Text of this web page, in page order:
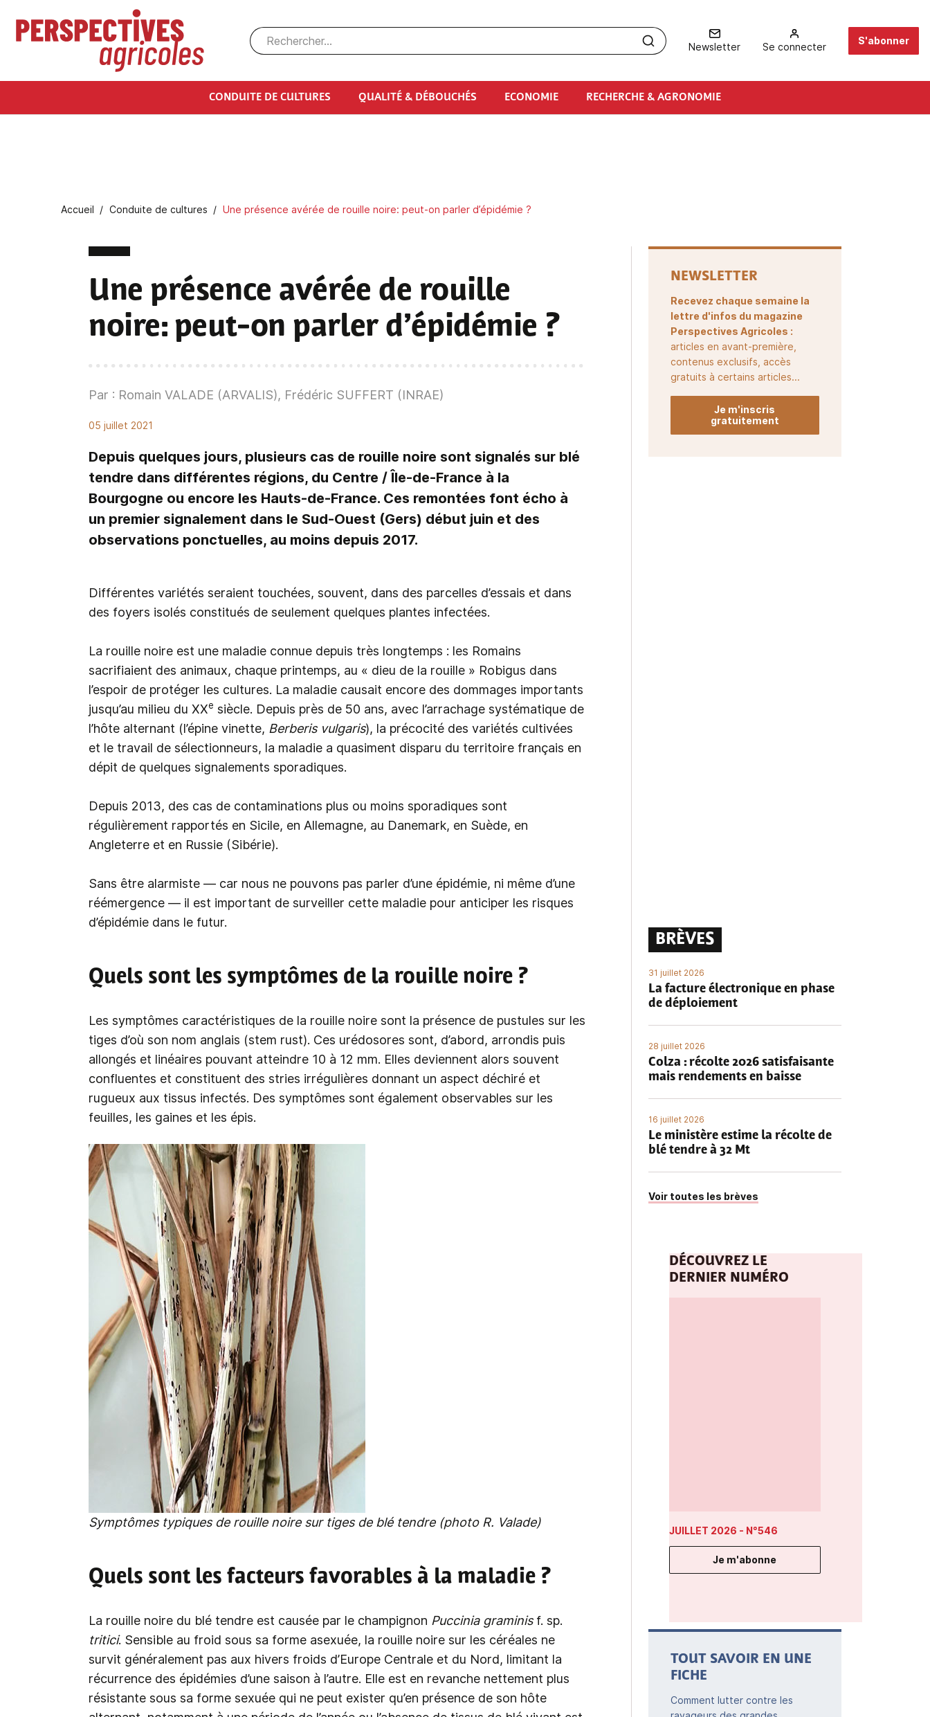
Aller au contenu principal
Newsletter Se connecter
S'abonner
CONDUITE DE CULTURES QUALITÉ & DÉBOUCHÉS ECONOMIE RECHERCHE & AGRONOMIE
Fil d'Ariane
Accueil Conduite de cultures Une présence avérée de rouille noire: peut-on parler d’épidémie ?
Une présence avérée de rouille
noire: peut-on parler d’épidémie ?
Par : Romain VALADE (ARVALIS), Frédéric SUFFERT (INRAE)
05 juillet 2021
Depuis quelques jours, plusieurs cas de rouille noire sont signalés sur blé
tendre dans différentes régions, du Centre / Île-de-France à la
Bourgogne ou encore les Hauts-de-France. Ces remontées font écho à
un premier signalement dans le Sud-Ouest (Gers) début juin et des
observations ponctuelles, au moins depuis 2017.
Différentes variétés seraient touchées, souvent, dans des parcelles d’essais et dans
des foyers isolés constitués de seulement quelques plantes infectées.
La rouille noire est une maladie connue depuis très longtemps : les Romains
sacrifiaient des animaux, chaque printemps, au « dieu de la rouille » Robigus dans
l’espoir de protéger les cultures. La maladie causait encore des dommages importants
jusqu’au milieu du XXe siècle. Depuis près de 50 ans, avec l’arrachage systématique de
l’hôte alternant (l’épine vinette, Berberis vulgaris), la précocité des variétés cultivées
et le travail de sélectionneurs, la maladie a quasiment disparu du territoire français en
dépit de quelques signalements sporadiques.
Depuis 2013, des cas de contaminations plus ou moins sporadiques sont
régulièrement rapportés en Sicile, en Allemagne, au Danemark, en Suède, en
Angleterre et en Russie (Sibérie).
Sans être alarmiste — car nous ne pouvons pas parler d’une épidémie, ni même d’une
réémergence — il est important de surveiller cette maladie pour anticiper les risques
d’épidémie dans le futur.
Quels sont les symptômes de la rouille noire ?
Les symptômes caractéristiques de la rouille noire sont la présence de pustules sur les
tiges d’où son nom anglais (stem rust). Ces urédosores sont, d’abord, arrondis puis
allongés et linéaires pouvant atteindre 10 à 12 mm. Elles deviennent alors souvent
confluentes et constituent des stries irrégulières donnant un aspect déchiré et
rugueux aux tissus infectés. Des symptômes sont également observables sur les
feuilles, les gaines et les épis.
Symptômes typiques de rouille noire sur tiges de blé tendre (photo R. Valade)
Quels sont les facteurs favorables à la maladie ?
La rouille noire du blé tendre est causée par le champignon Puccinia graminis f. sp.
tritici. Sensible au froid sous sa forme asexuée, la rouille noire sur les céréales ne
survit généralement pas aux hivers froids d’Europe Centrale et du Nord, limitant la
récurrence des épidémies d’une saison à l’autre. Elle est en revanche nettement plus
résistante sous sa forme sexuée qui ne peut exister qu’en présence de son hôte
NEWSLETTER
Recevez chaque semaine la
lettre d'infos du magazine
Perspectives Agricoles :
articles en avant-première,
contenus exclusifs, accès
gratuits à certains articles...
Je m'inscris
gratuitement
BRÈVES
31 juillet 2026
La facture électronique en phase
de déploiement
28 juillet 2026
Colza : récolte 2026 satisfaisante
mais rendements en baisse
16 juillet 2026
Le ministère estime la récolte de
blé tendre à 32 Mt
Voir toutes les brèves
DÉCOUVREZ LE
DERNIER NUMÉRO
JUILLET 2026 - N°546
Je m'abonne
TOUT SAVOIR EN UNE
FICHE
Comment lutter contre les